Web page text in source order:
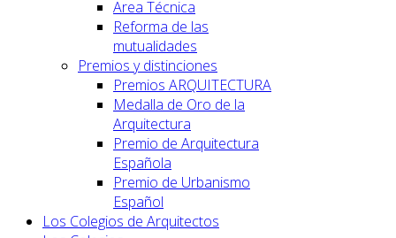
Area Técnica
Reforma de las
mutualidades
Premios y distinciones
Premios ARQUITECTURA
Medalla de Oro de la
Arquitectura
Premio de Arquitectura
Española
Premio de Urbanismo
Español
Los Colegios de Arquitectos